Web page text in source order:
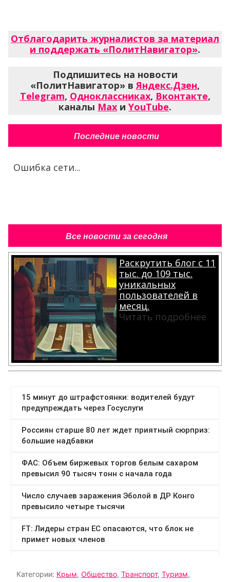
Отблагодарить журналистов за материал
и поддержать «ПолитНавигатор».
Подпишитесь на новости
«ПолитНавигатор» вЯндекс.Дзен,
Telegram, Одноклассниках, Вконтакте,
каналы Max и YouTube.
Последние новости
Ошибка сети...
Все новости за сегодня
Раскрутить блог с 11
тыс. до 109 тыс.
уникальных
пользователей в
месяц.
Читать подробнее
Категории: Крым, Общество, Транспорт, Туризм,